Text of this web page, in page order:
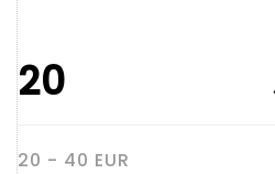
20
20 - 40 EUR